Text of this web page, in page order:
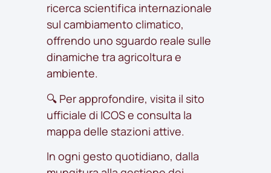
ricerca scientifica internazionale
sul cambiamento climatico,
offrendo uno sguardo reale sulle
dinamiche tra agricoltura e
ambiente.
🔍 Per approfondire, visita il sito
ufficiale di ICOSe consulta la
mappa delle stazioni attive.
In ogni gesto quotidiano, dalla